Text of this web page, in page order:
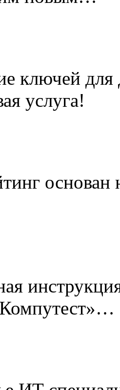
ключей
услуга!
основан